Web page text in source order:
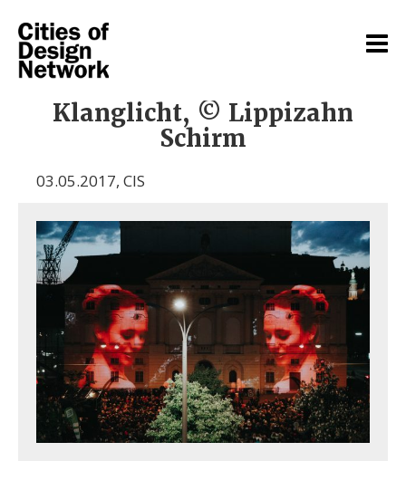
Klanglicht, © Lippizahn
Schirm
03.05.2017, CIS